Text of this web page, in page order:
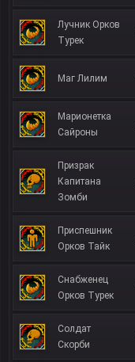
Лучник Орков
Турек
Маг Лилим
Марионетка
Сайроны
Призрак
Капитана
Зомби
Приспешник
Орков Тайк
Снабженец
Орков Турек
Солдат
Скорби